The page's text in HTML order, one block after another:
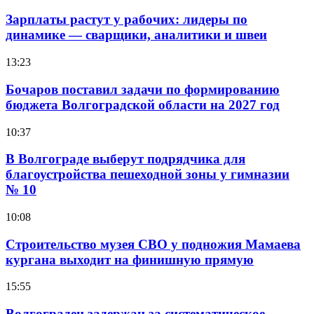
Зарплаты растут у рабочих: лидеры по
динамике — сварщики, аналитики и швеи
13:23
Бочаров поставил задачи по формированию
бюджета Волгоградской области на 2027 год
10:37
В Волгограде выберут подрядчика для
благоустройства пешеходной зоны у гимназии
№ 10
10:08
Строительство музея СВО у подножия Мамаева
кургана выходит на финишную прямую
15:55